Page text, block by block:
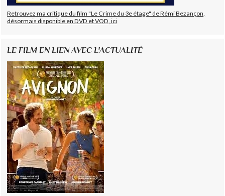
Retrouvez ma critique du film "Le Crime du 3e étage" de Rémi Bezançon,
désormais disponible en DVD et VOD, ici
LE FILM EN LIEN AVEC L'ACTUALITÉ